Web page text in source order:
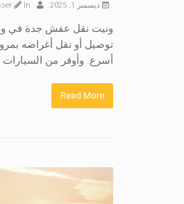
ديسمبر 1, 2025 In
ونيت نقل عفش جدة في
توصيل أو نقل أغراضه
أسرع. وأوفر من
Read More